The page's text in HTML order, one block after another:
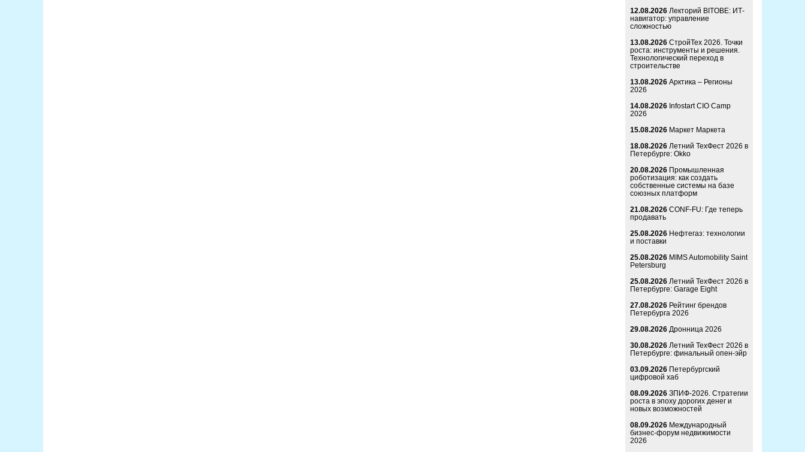
12.08.2026 Лекторий BITOBE: ИТ-
навигатор: управление
сложностью
13.08.2026 СтройТех 2026. Точки
роста: инструменты и решения.
Технологический переход в
строительстве
13.08.2026 Арктика – Регионы
2026
14.08.2026 Infostart CIO Camp
2026
15.08.2026 Маркет Маркета
18.08.2026 Летний ТехФест 2026 в
Петербурге: Okko
20.08.2026 Промышленная
роботизация: как создать
собственные системы на базе
союзных платформ
21.08.2026 CONF-FU: Где теперь
продавать
25.08.2026 Нефтегаз: технологии
и поставки
25.08.2026 MIMS Automobility Saint
Petersburg
25.08.2026 Летний ТехФест 2026 в
Петербурге: Garage Eight
27.08.2026 Рейтинг брендов
Петербурга 2026
29.08.2026 Дронница 2026
30.08.2026 Летний ТехФест 2026 в
Петербурге: финальный опен-эйр
03.09.2026 Петербургский
цифровой хаб
08.09.2026 ЗПИФ-2026. Стратегии
роста в эпоху дорогих денег и
новых возможностей
08.09.2026 Международный
бизнес-форум недвижимости
2026